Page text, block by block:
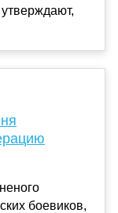
боевиков,